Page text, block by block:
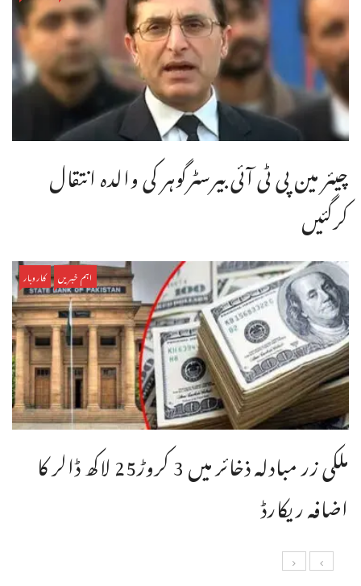
چیئر مین پی ٹی آئی بیرسٹرگوہر کی والدہ انتقال
کرگئیں
اہم خبریں کاروبار
ملکی زر مبادلہ ذخائر میں 3 کروڑ25 لاکھ ڈالر کا
اضافہ ریکارڈ